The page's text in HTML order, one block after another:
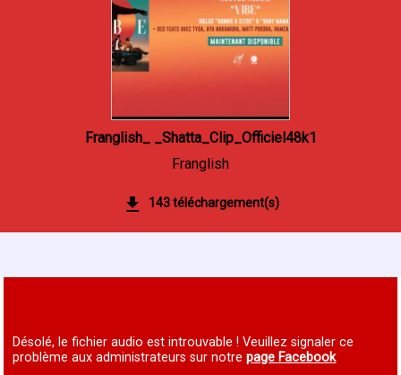
Franglish_ _Shatta_Clip_Officiel48k1
Franglish
143 téléchargement(s)
Désolé, le fichier audio est introuvable ! Veuillez signaler ce
problème aux administrateurs sur notrepage Facebook